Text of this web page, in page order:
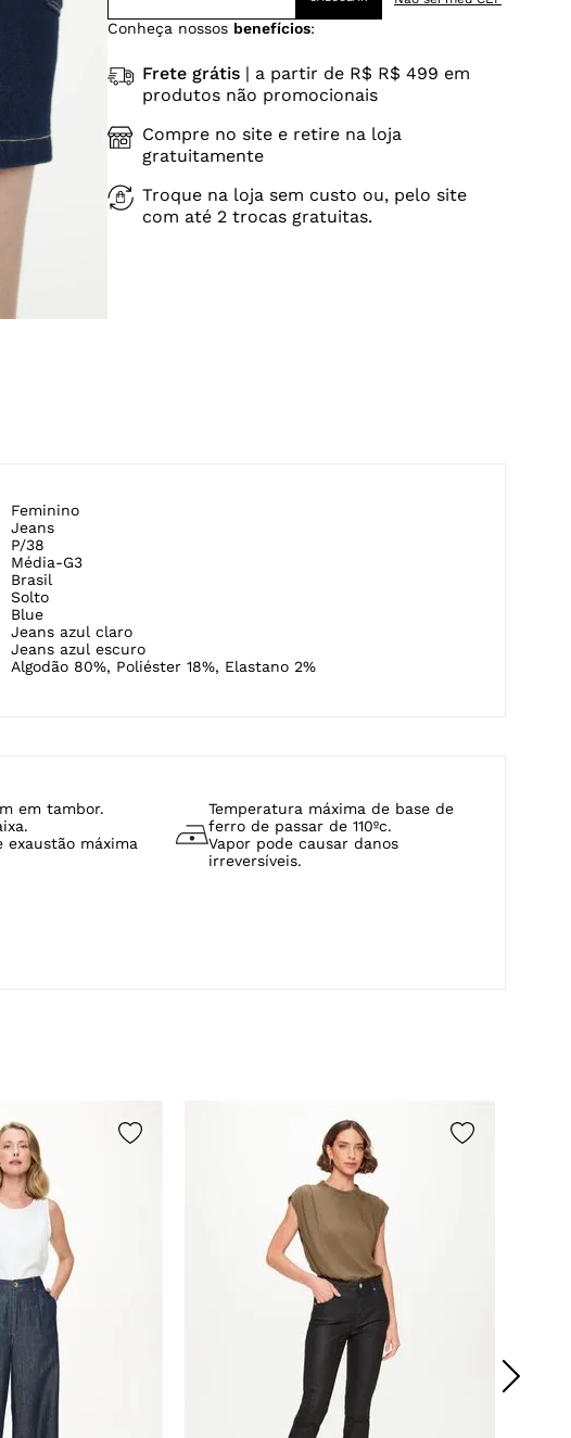
Conheça nossos benefícios:
Frete grátis| a partir de R$ R$ 499 em
produtos não promocionais
Compre no site e retire na loja
gratuitamente
Troque na loja sem custo ou, pelo site
com até 2 trocas gratuitas.
Feminino
Jeans
P/38
Média-G3
Brasil
Solto
Blue
Jeans azul claro
Jeans azul escuro
Algodão 80%, Poliéster 18%, Elastano 2%
em tambor.
exaustão máxima
Temperatura máxima de base de
ferro de passar de 110ºc.
Vapor pode causar danos
irreversíveis.